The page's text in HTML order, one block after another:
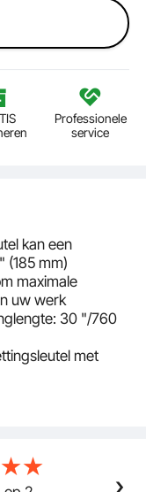
Professionele
service
kan een
(185 mm)
maximale
uw werk
30 "/760
met
en antislip. Ons
en
het chroom